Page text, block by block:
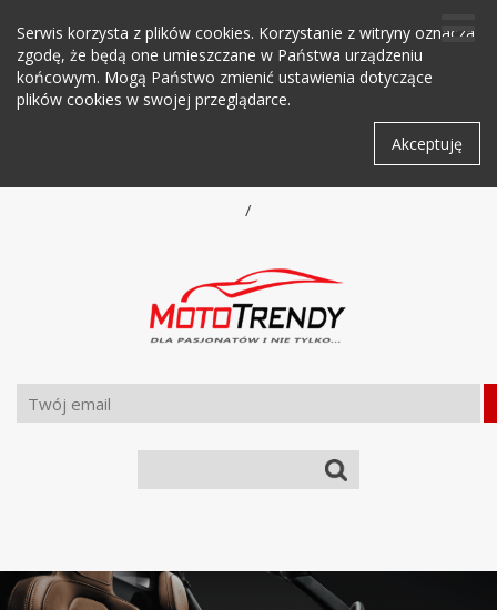
Serwis korzysta z plików cookies. Korzystanie z witryny oznacza
zgodę, że będą one umieszczane w Państwa urządzeniu
końcowym. Mogą Państwo zmienić ustawienia dotyczące
plików cookies w swojej przeglądarce.
Akceptuję
/